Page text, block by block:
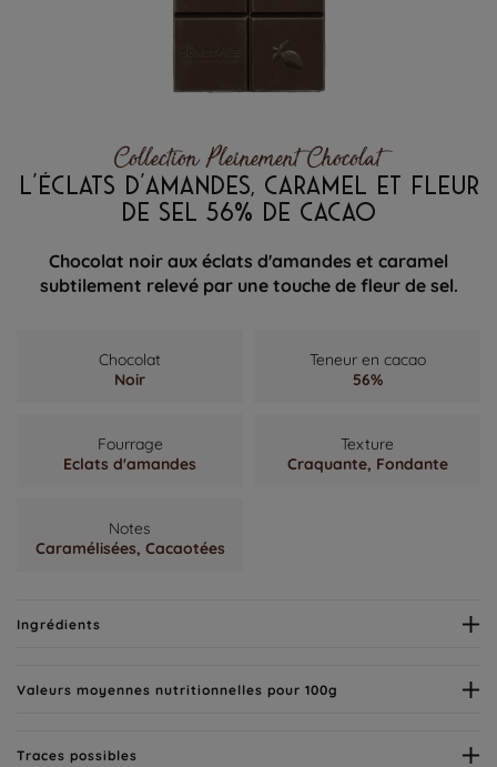
Collection Pleinement Chocolat
L'ÉCLATS D'AMANDES, CARAMEL ET FLEUR
DE SEL 56% DE CACAO
Chocolat noir aux éclats d'amandes et caramel
subtilement relevé par une touche de fleur de sel.
Chocolat
Noir
Teneur en cacao
56%
Fourrage
Eclats d'amandes
Texture
Craquante, Fondante
Notes
Caramélisées, Cacaotées
Ingrédients
Valeurs moyennes nutritionnelles pour 100g
Traces possibles